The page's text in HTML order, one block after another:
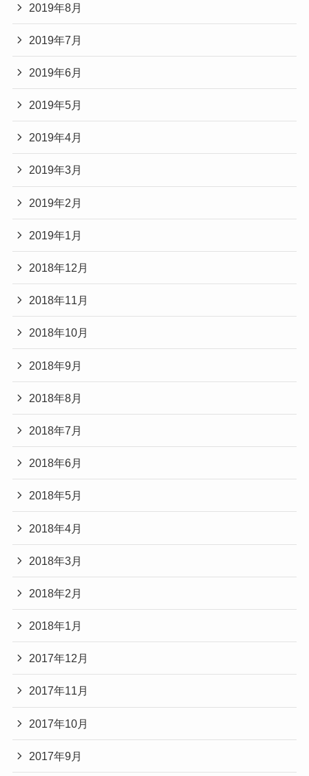
2019年8月
2019年7月
2019年6月
2019年5月
2019年4月
2019年3月
2019年2月
2019年1月
2018年12月
2018年11月
2018年10月
2018年9月
2018年8月
2018年7月
2018年6月
2018年5月
2018年4月
2018年3月
2018年2月
2018年1月
2017年12月
2017年11月
2017年10月
2017年9月